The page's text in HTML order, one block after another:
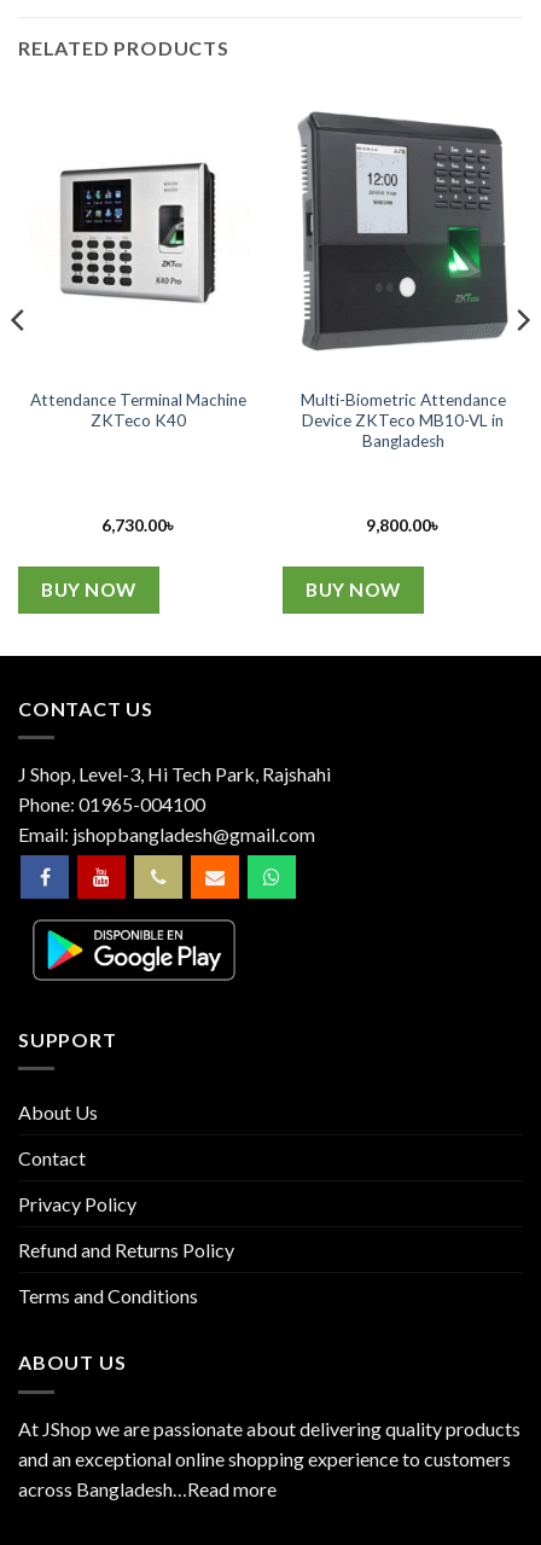
RELATED PRODUCTS
Attendance Terminal Machine
ZKTeco K40
6,730.00৳
BUY NOW
Multi-Biometric Attendance
Device ZKTeco MB10-VL in
Bangladesh
9,800.00৳
BUY NOW
CONTACT US
J Shop, Level-3, Hi Tech Park, Rajshahi
Phone: 01965-004100
Email: jshopbangladesh@gmail.com
SUPPORT
About Us
Contact
Privacy Policy
Refund and Returns Policy
Terms and Conditions
ABOUT US
At JShop we are passionate about delivering quality products
and an exceptional online shopping experience to customers
across Bangladesh… Read more